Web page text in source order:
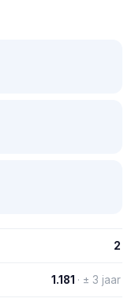
2
1.181 · ± 3 jaar